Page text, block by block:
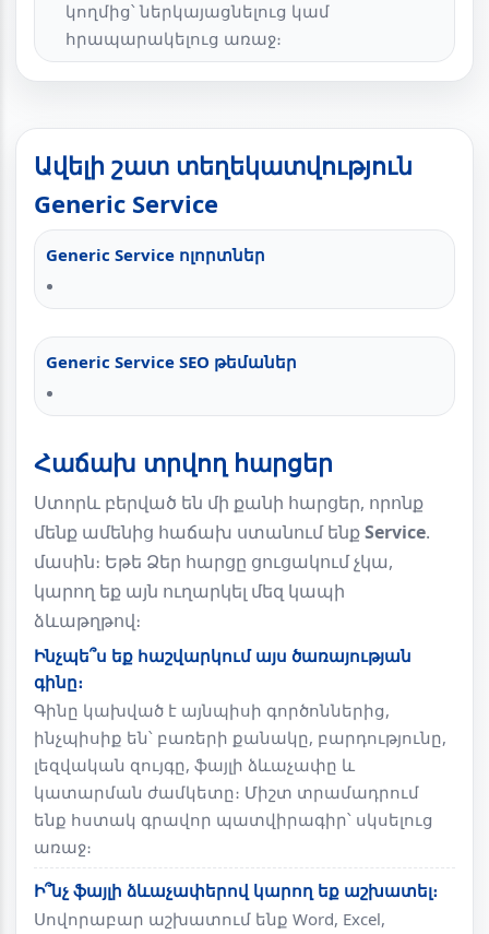
կողմից՝ ներկայացնելուց կամ
հրապարակելուց առաջ։
Ավելի շատ տեղեկատվություն
Generic Service
Generic Service ոլորտներ
Generic Service SEO թեմաներ
Հաճախ տրվող հարցեր
Ստորև բերված են մի քանի հարցեր, որոնք
մենք ամենից հաճախ ստանում ենքService.
մասին։ Եթե Ձեր հարցը ցուցակում չկա,
կարող եք այն ուղարկել մեզ կապի
ձևաթղթով։
Ինչպե՞ս եք հաշվարկում այս ծառայության
գինը։
Գինը կախված է այնպիսի գործոններից,
ինչպիսիք են՝ բառերի քանակը, բարդությունը,
լեզվական զույգը, ֆայլի ձևաչափը և
կատարման ժամկետը։ Միշտ տրամադրում
ենք հստակ գրավոր պատվիրագիր՝ սկսելուց
առաջ։
Ի՞նչ ֆայլի ձևաչափերով կարող եք աշխատել։
Սովորաբար աշխատում ենք Word, Excel,